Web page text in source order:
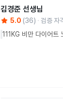
김경준 선생님
5.0 (36) 검증 자
111KG 비만 다이어트